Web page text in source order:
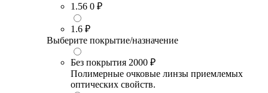
1.56 0 ₽
1.6 ₽
Выберите покрытие/назначение
Без покрытия 2000 ₽
Полимерные очковые линзы приемлемых
оптических свойств.